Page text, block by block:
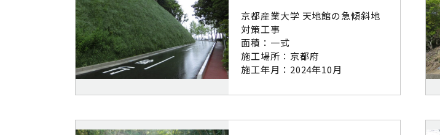
京都産業大学 天地館の急傾斜地
対策工事
面積：一式
施工場所：京都府
施工年月：2024年10月